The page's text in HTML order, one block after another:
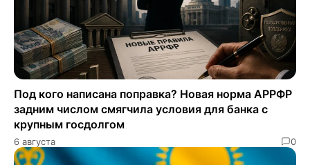
Под кого написана поправка? Новая норма АРРФР
задним числом смягчила условия для банка с
крупным госдолгом
6 августа 0